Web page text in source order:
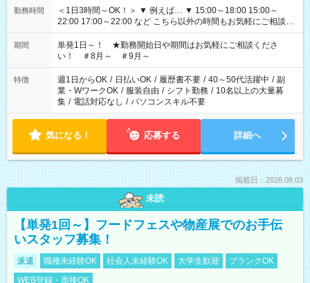
勤務時間
＜1日3時間～OK！＞ ▼ 例えば… ▼ 15:00～18:00 15:00～
22:00 17:00～22:00 など こちら以外の時間もお気軽にご相談く
ださい！
期間
単発1日～！ ★勤務開始日や期間はお気軽にご相談くださ
い！ ＃8月～ ＃9月～
特徴 週1日からOK / 日払いOK / 履歴書不要 / 40～50代活躍中 / 副
業・WワークOK / 服装自由 / シフト勤務 / 10名以上の大量募
集 / 電話対応なし / パソコンスキル不要
気になる！ 応募する 詳細へ
掲載日：2026.08.03
未読
【単発1回～】フードフェスや物産展でのお手伝
いスタッフ募集！
派遣 職種未経験OK 社会人未経験OK 大学生歓迎
ブランクOK
WEB登録・面接OK